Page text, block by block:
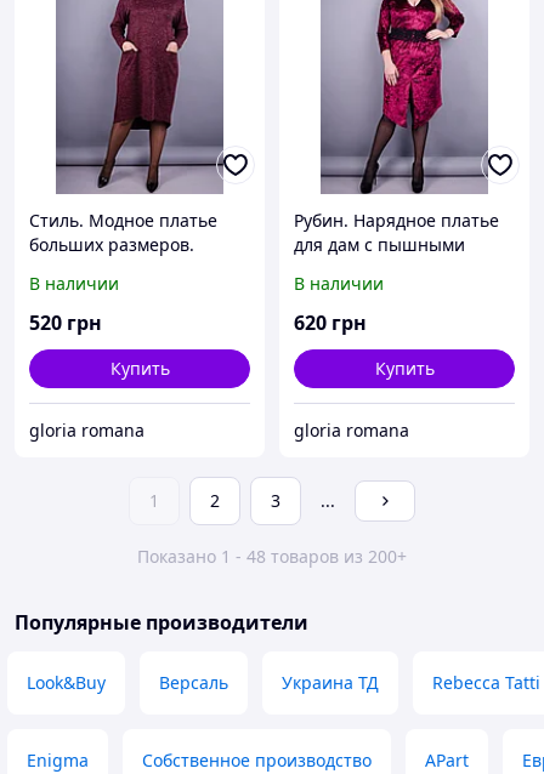
Стиль. Модное платье
больших размеров.
В наличии
520 грн
Купить
gloria romana
Рубин. Нарядное платье
для дам с пышными
В наличии
620 грн
Купить
gloria romana
1 2 3 ...
Показано 1 - 48 товаров из 200+
Популярные производители
Look&Buy Версаль Украина ТД Rebecca Tatti
Enigma Собственное производство APart